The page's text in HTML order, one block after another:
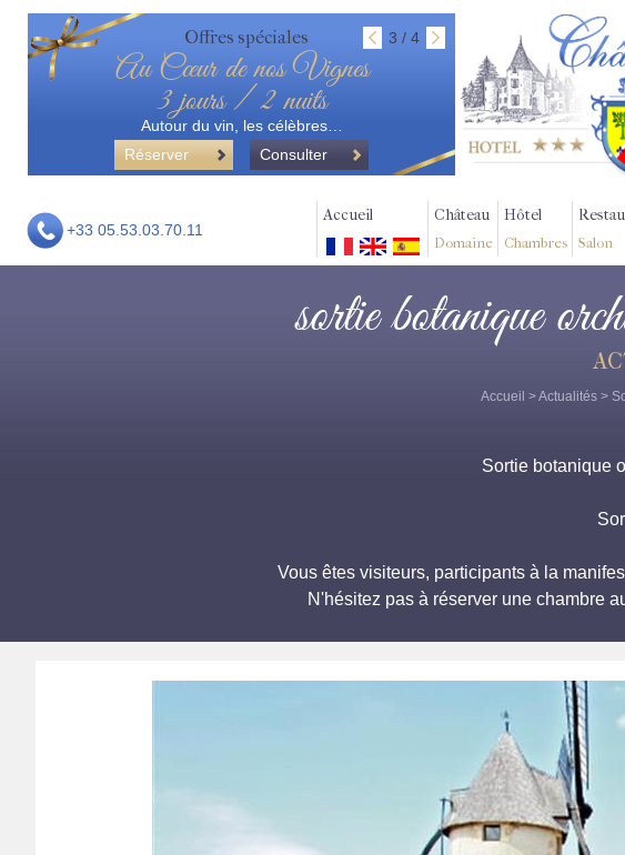
Offres spéciales 3 / 4
Au Cœur de nos Vignes
3 jours / 2 nuits
Autour du vin, les célèbres…
Réserver
Consulter
+33 05.53.03.70.11
Accueil Château
Domaine
Hôtel
Chambres Salon
sortie botanique
Accueil >Actualités>
Sortie botanique
Vous êtes visiteurs, participants à la
N'hésitez pas à réserver une chambre